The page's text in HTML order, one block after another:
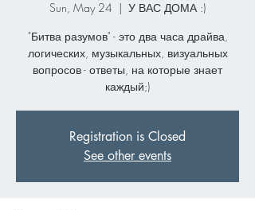
Sun, May 24
  |
У ВАС ДОМА :)
"Битва разумов" - это два часа драйва,
логических, музыкальных, визуальных
вопросов - ответы, на которые знает
каждый;)
Registration is Closed
See other events